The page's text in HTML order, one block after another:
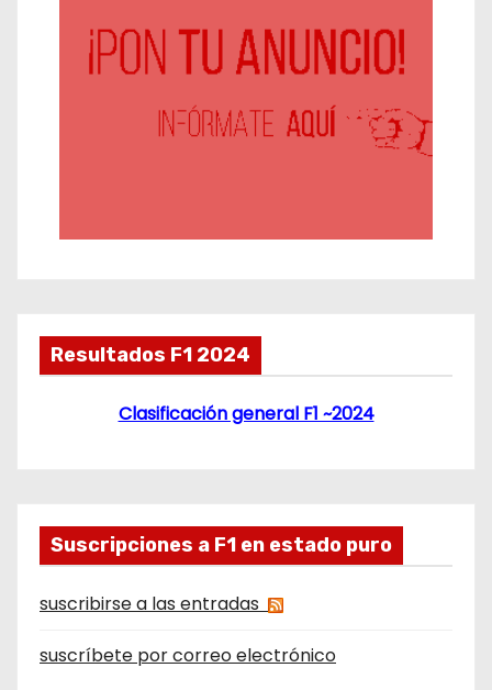
Resultados F1 2024
Clasificación general F1 ~2024
Suscripciones a F1 en estado puro
suscribirse a las entradas
suscríbete por correo electrónico